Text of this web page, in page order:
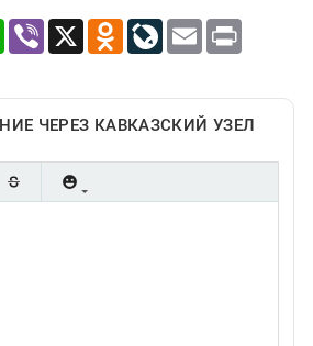
WhatsApp
Viber X Odnoklassniki
LiveJournal
Email Print
ЧЕРЕЗ КАВКАЗСКИЙ УЗЕЛ